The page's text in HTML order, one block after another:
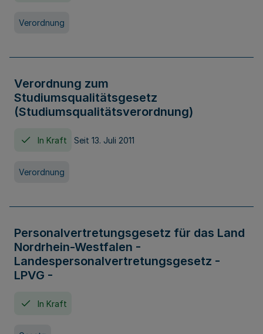
Verordnung
Verordnung zum
Studiumsqualitätsgesetz
(Studiumsqualitätsverordnung)
In Kraft Seit 13. Juli 2011
Verordnung
Personalvertretungsgesetz für das Land
Nordrhein-Westfalen -
Landespersonalvertretungsgesetz -
LPVG -
In Kraft